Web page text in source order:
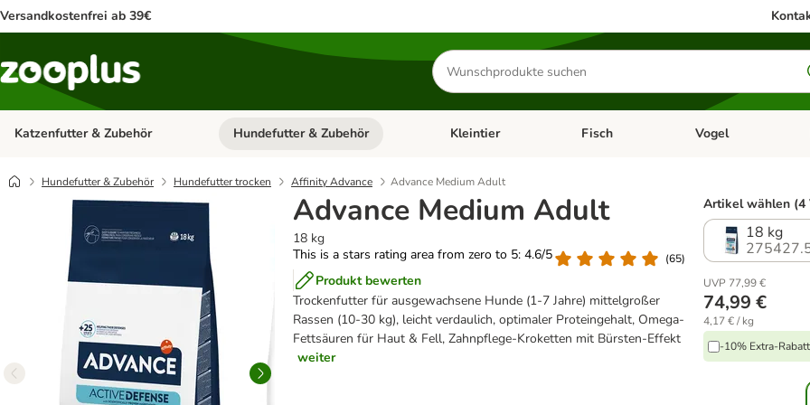
Versandkostenfrei ab 39€
Produkte
suchen
Katzenfutter & Zubehör Kategorie-Menü öffnen: Katzenfutter & Zubehör
Hundefutter & Zubehör Kategorie-Menü öffnen: Hundefutter & Zubehör
Kleintier Kategorie-Menü öffnen: Kleintier
Fisch Kategorie-Menü
Vogel
Hundefutter & Zubehör Hundefutter trocken Affinity Advance Advance Medium Adult
Advance Medium Adult
18 kg
This is a stars rating area from zero to 5: 4.6/5
(65)
Produkt bewerten
Trockenfutter für ausgewachsene Hunde (1-7 Jahre) mittelgroßer
Rassen (10-30 kg), leicht verdaulich, optimaler Proteingehalt, Omega-
Fettsäuren für Haut & Fell, Zahnpflege-Kroketten mit Bürsten-Effekt
weiter
Artikel wählen (4
18 kg
UVP 77,99 €
74,99 €
4,17 € / kg
-10% Extra-